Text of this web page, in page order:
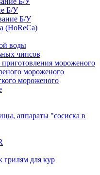
Б/У
Б/У
(HoReCa)
воды
чипсов
мороженого
мороженого
мороженого
аппараты "сосиска в
грилям для кур